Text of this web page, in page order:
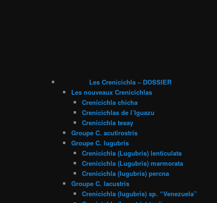
Les Crenicichla – DOSSIER
Les nouveaux Crenicichlas
Crenicichla chicha
Crenicichlas de l’Iguazu
Crenicichla tesay
Groupe C. acutirostris
Groupe C. lugubris
Crenicichla (Lugubris) lenticulata
Crenicichla (Lugubris) marmorata
Crenicichla (lugubris) percna
Groupe C. lacustris
Crenicichla (lugubris) sp. “Venezuela”